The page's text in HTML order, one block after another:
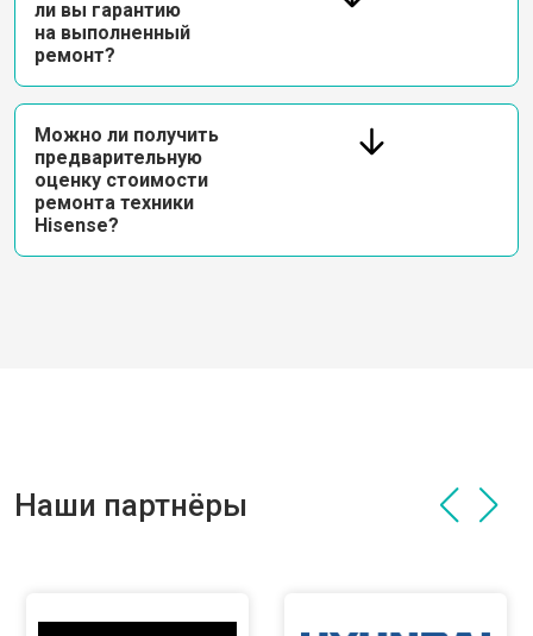
ли вы гарантию
на выполненный
ремонт?
Можно ли получить
предварительную
оценку стоимости
ремонта техники
Hisense?
Наши партнёры